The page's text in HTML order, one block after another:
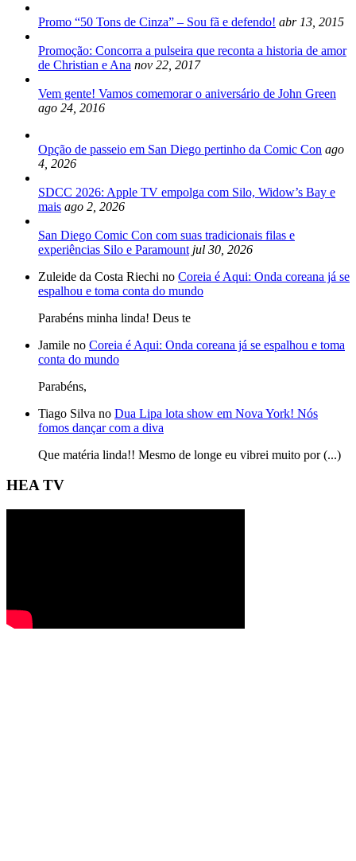
Promo “50 Tons de Cinza” – Sou fã e defendo! abr 13, 2015
Promoção: Concorra a pulseira que reconta a historia de amor
de Christian e Ana nov 22, 2017
Vem gente! Vamos comemorar o aniversário de John Green
ago 24, 2016
Opção de passeio em San Diego pertinho da Comic Con ago
4, 2026
SDCC 2026: Apple TV empolga com Silo, Widow’s Bay e
mais ago 2, 2026
San Diego Comic Con com suas tradicionais filas e
experiências Silo e Paramount jul 30, 2026
Zuleide da Costa Riechi no Coreia é Aqui: Onda coreana já se
espalhou e toma conta do mundo
Parabéns minha linda! Deus te
Jamile no Coreia é Aqui: Onda coreana já se espalhou e toma
conta do mundo
Parabéns,
Tiago Silva no Dua Lipa lota show em Nova York! Nós
fomos dançar com a diva
Que matéria linda!! Mesmo de longe eu vibrei muito por (...)
HEA TV